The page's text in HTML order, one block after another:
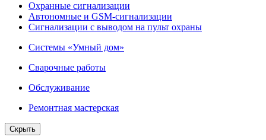
Охранные сигнализации
Автономные и GSM-сигнализации
Сигнализации с выводом на пульт охраны
Системы «Умный дом»
Сварочные работы
Обслуживание
Ремонтная мастерская
Скрыть